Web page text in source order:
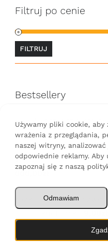
Filtruj po cenie
FILTRUJ
Bestsellery
DRZWI drzwiczki
duże 60x20 cm 490,00
Wędzarnia ze stali
Łyżka drewniana
Używamy pliki cookie,
wrażenia z przeglądania,
naszej witryny,
odpowiednie reklamy.
zapoznaj się z naszą
Odmawiam